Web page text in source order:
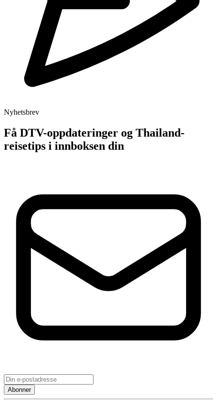
Nyhetsbrev
Få DTV-oppdateringer og Thailand-
reisetips i innboksen din
Abonner